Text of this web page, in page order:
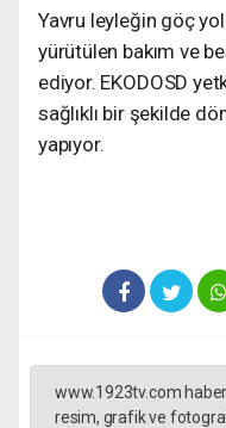
Yavru leyleğin göç
yürütülen bakım ve
ediyor. EKODOSD
sağlıklı bir şekilde
yapıyor.
www.1923tv.com
resim, grafik ve